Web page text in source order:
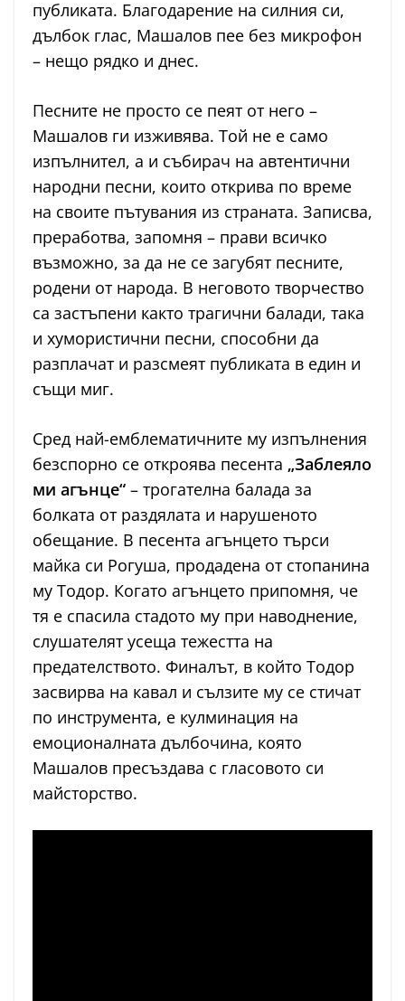
публиката. Благодарение на силния си,
дълбок глас, Машалов пее без микрофон
– нещо рядко и днес.
Песните не просто се пеят от него –
Машалов ги изживява. Той не е само
изпълнител, а и събирач на автентични
народни песни, които открива по време
на своите пътувания из страната. Записва,
преработва, запомня – прави всичко
възможно, за да не се загубят песните,
родени от народа. В неговото творчество
са застъпени както трагични балади, така
и хумористични песни, способни да
разплачат и разсмеят публиката в един и
същи миг.
Сред най-емблематичните му изпълнения
безспорно се откроява песента „Заблеяло
ми агънце“ – трогателна балада за
болката от раздялата и нарушеното
обещание. В песента агънцето търси
майка си Рогуша, продадена от стопанина
му Тодор. Когато агънцето припомня, че
тя е спасила стадото му при наводнение,
слушателят усеща тежестта на
предателството. Финалът, в който Тодор
засвирва на кавал и сълзите му се стичат
по инструмента, е кулминация на
емоционалната дълбочина, която
Машалов пресъздава с гласовото си
майсторство.